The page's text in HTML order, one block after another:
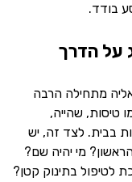
בודד.
על הדרך
מתחילה הרבה
טיסות, שהייה,
בבית. לצד זה, יש
מי יהיה שם?
לטיפול בתינוק קטן?